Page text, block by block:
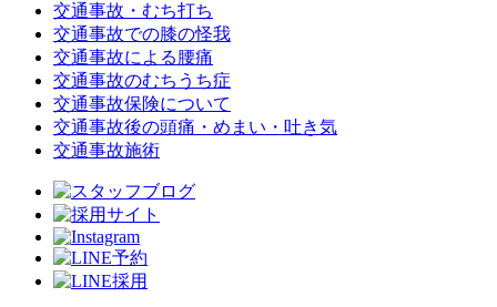
交通事故・むち打ち
交通事故での膝の怪我
交通事故による腰痛
交通事故のむちうち症
交通事故保険について
交通事故後の頭痛・めまい・吐き気
交通事故施術